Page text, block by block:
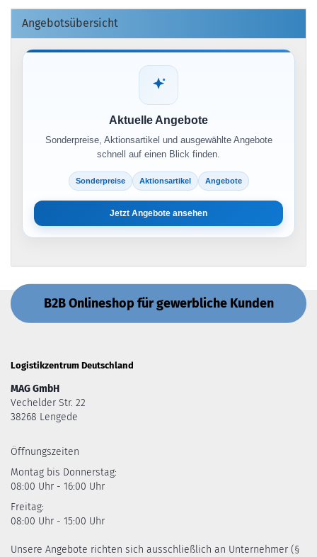
Angebotsübersicht
Aktuelle Angebote
Sonderpreise, Aktionsartikel und ausgewählte Angebote
schnell auf einen Blick finden.
Sonderpreise Aktionsartikel Angebote
Jetzt Angebote ansehen
B2B Onlineshop für gewerbliche Kunden
Logistikzentrum Deutschland
MAG GmbH
Vechelder Str. 22
38268 Lengede
Öffnungszeiten
Montag bis Donnerstag:
08:00 Uhr - 16:00 Uhr
Freitag:
08:00 Uhr - 15:00 Uhr
Unsere Angebote richten sich ausschließlich an Unternehmer (§